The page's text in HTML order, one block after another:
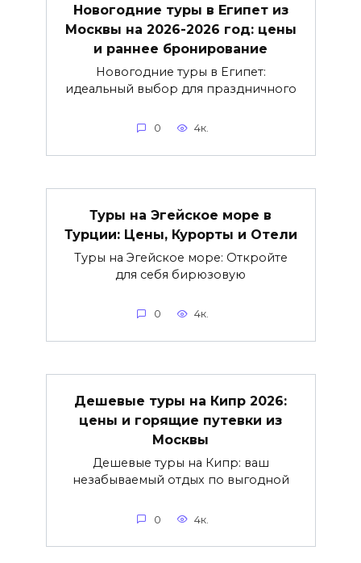
Новогодние туры в Египет из
Москвы на 2026-2026 год: цены
и раннее бронирование
Новогодние туры в Египет:
идеальный выбор для праздничного
0 4к.
Туры на Эгейское море в
Турции: Цены, Курорты и Отели
Туры на Эгейское море: Откройте
для себя бирюзовую
0 4к.
Дешевые туры на Кипр 2026:
цены и горящие путевки из
Москвы
Дешевые туры на Кипр: ваш
незабываемый отдых по выгодной
0 4к.